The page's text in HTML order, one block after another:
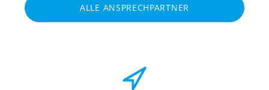
ALLE ANSPRECHPARTNER